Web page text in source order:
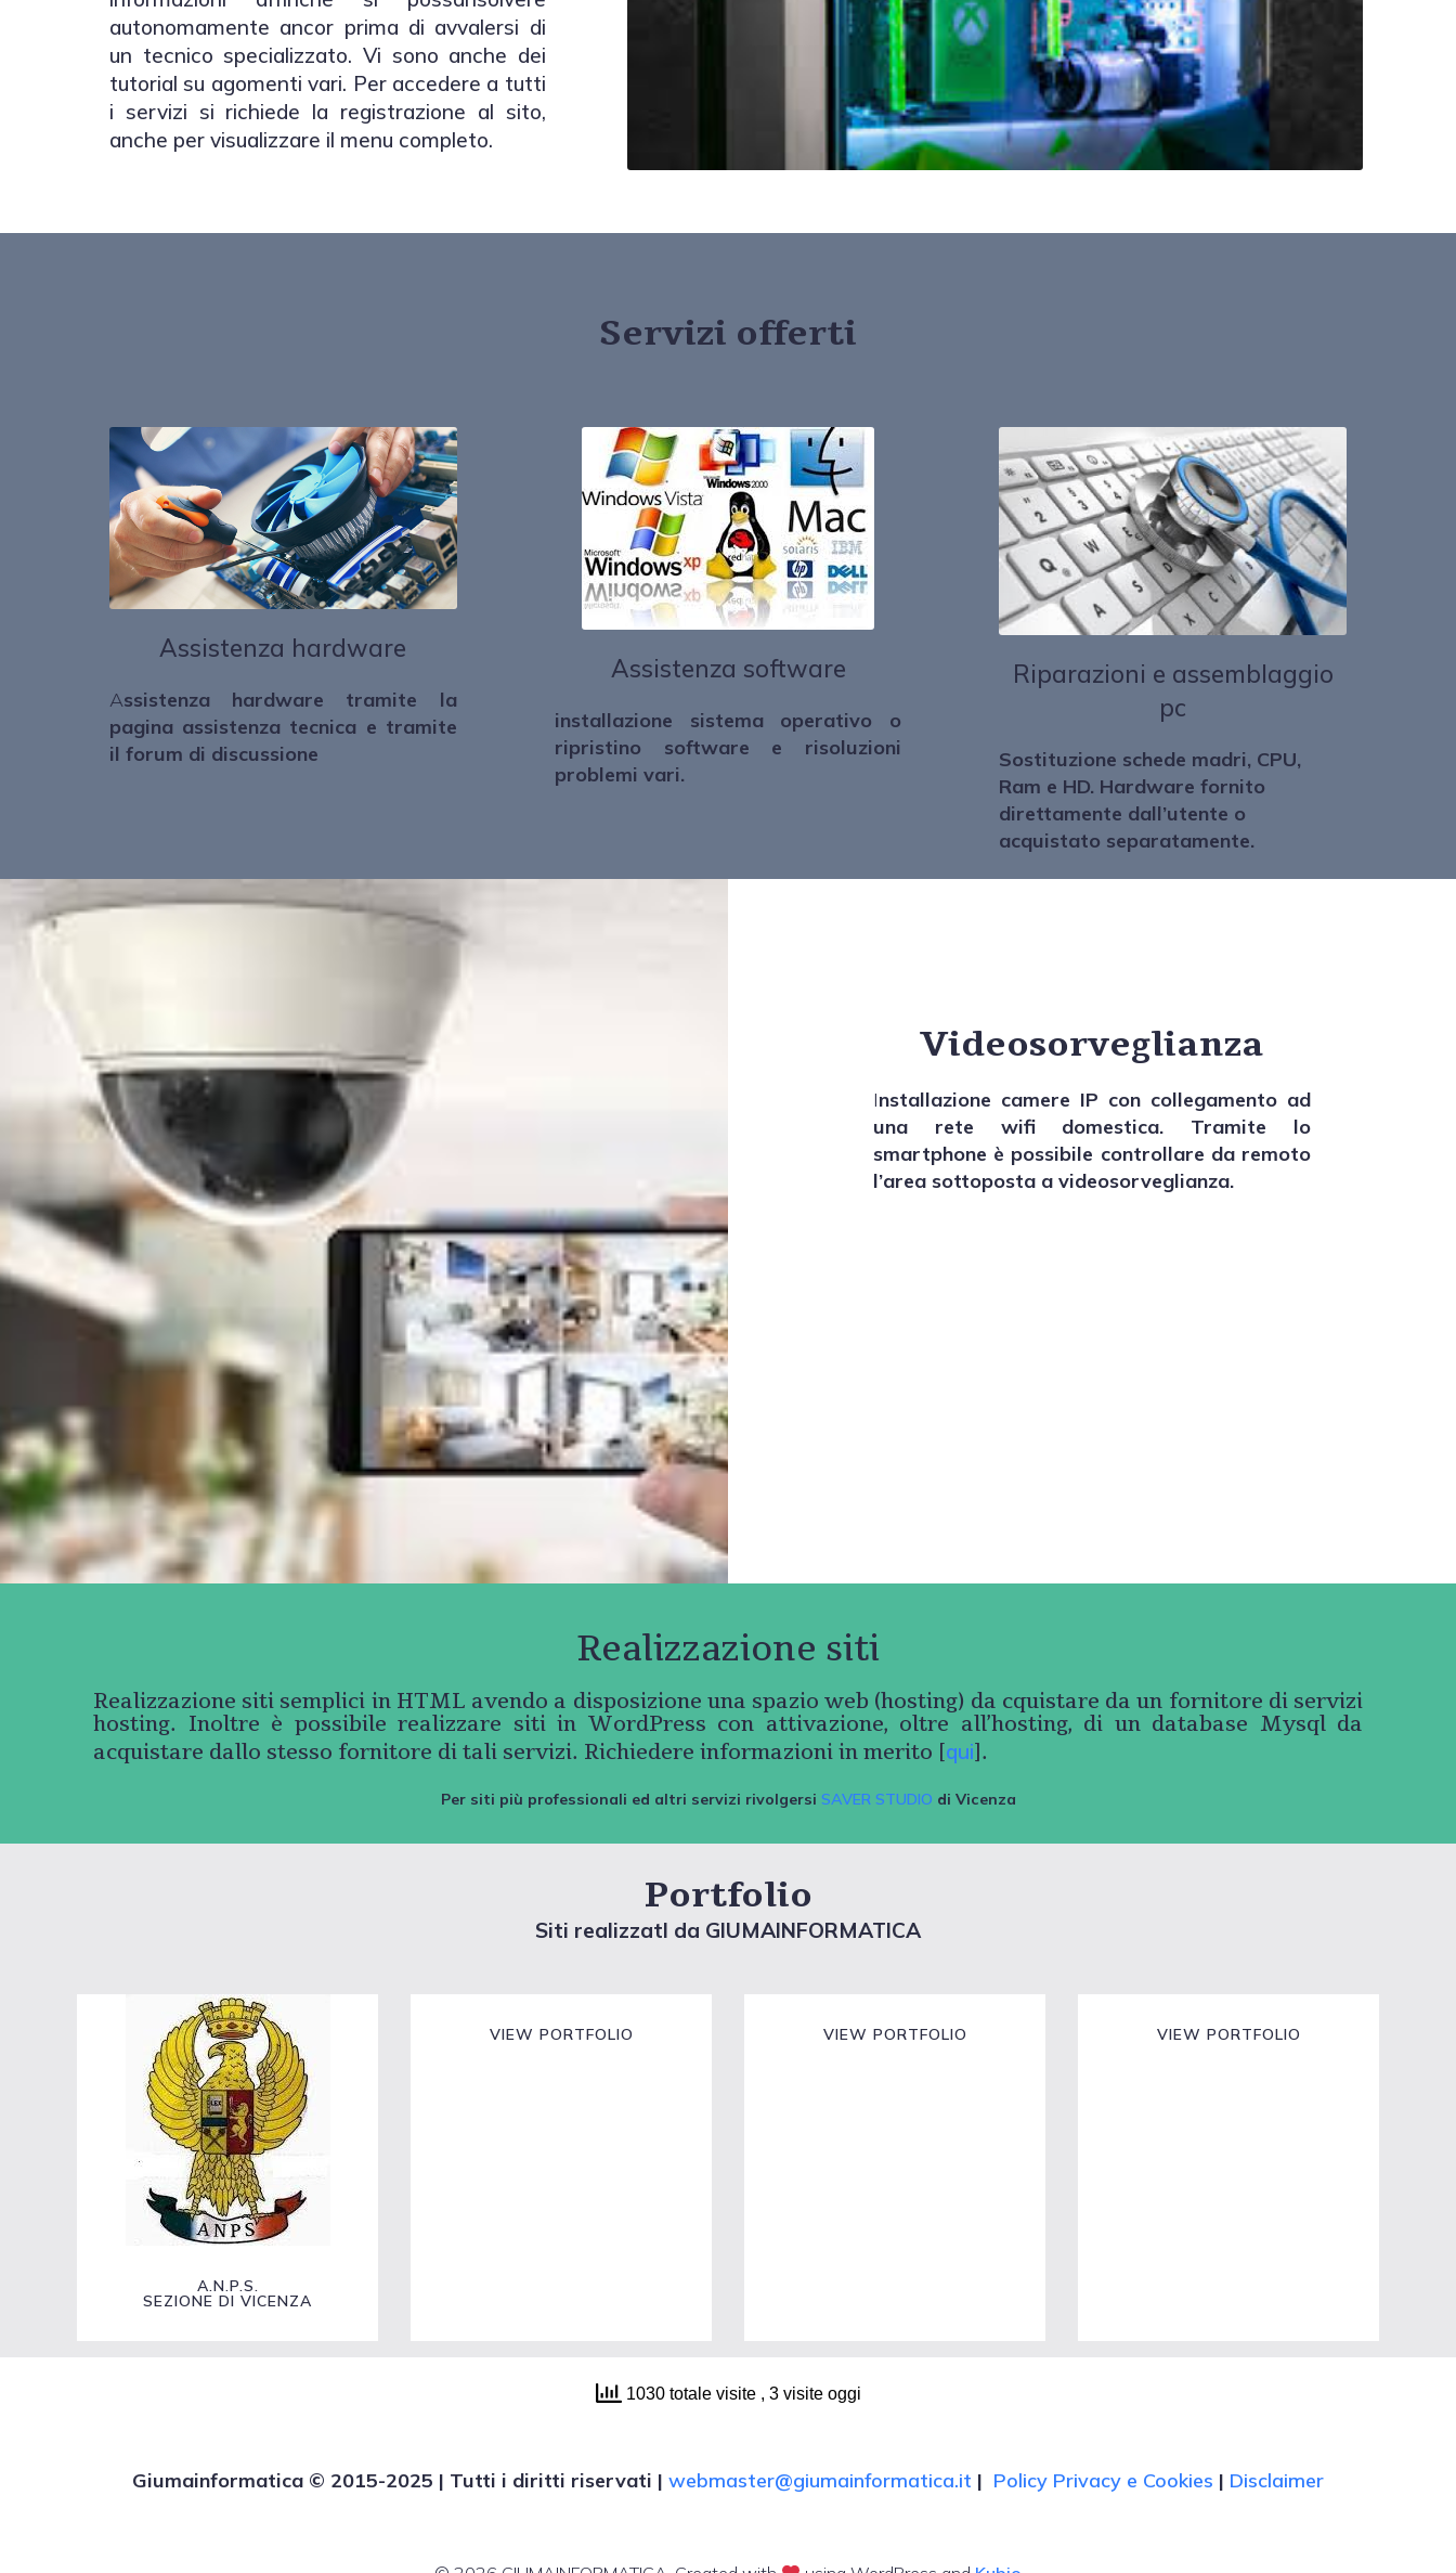
autonomamente ancor prima di avvalersi di
un tecnico specializzato. Vi sono anche dei
tutorial su agomenti vari. Per accedere a tutti
i servizi si richiede la registrazione al sito,
anche per visualizzare il menu completo.
Servizi offerti
Assistenza hardware
Assistenza hardware tramite la
pagina assistenza tecnica e tramite
il forum di discussione
Assistenza software
installazione sistema operativo o
ripristino software e risoluzioni
problemi vari.
Riparazioni e assemblaggio
pc
Sostituzione schede madri, CPU,
Ram e HD. Hardware fornito
direttamente dall’utente o
acquistato separatamente.
Videosorveglianza
Installazione camere IP con collegamento ad
una rete wifi domestica. Tramite lo
smartphone è possibile controllare da remoto
l’area sottoposta a videosorveglianza.
Realizzazione siti
Realizzazione siti semplici in HTML avendo a disposizione una spazio web (hosting) da cquistare da un fornitore di servizi
hosting. Inoltre è possibile realizzare siti in WordPress con attivazione, oltre all’hosting, di un database Mysql da
acquistare dallo stesso fornitore di tali servizi. Richiedere informazioni in merito [qui].
Per siti più professionali ed altri servizi rivolgersi SAVER STUDIO di Vicenza
Portfolio
Siti realizzatI da GIUMAINFORMATICA
A.N.P.S.
SEZIONE DI VICENZA
VIEW PORTFOLIO VIEW PORTFOLIO VIEW PORTFOLIO
1030 totale visite , 3 visite oggi
Giumainformatica © 2015-2025 | Tutti i diritti riservati | webmaster@giumainformatica.it | Policy Privacy e Cookies | Disclaimer